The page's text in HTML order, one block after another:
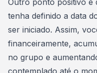
Outro ponto positivo é
tenha definido a data
ser iniciado. Assim,
financeiramente,
no grupo e
contemplado até o